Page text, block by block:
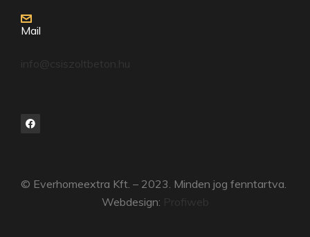
Mail
info@csiszoltbeton.hu
© Everhomeextra Kft. – 2023. Minden jog fenntartva.
Webdesign:
Profiweb